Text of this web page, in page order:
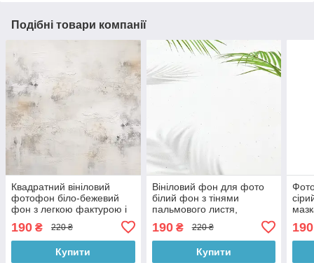
Подібні товари компанії
Квадратний вініловий
фотофон біло-бежевий
фон з легкою фактурою і
фото, 60x60 см, №551013
190 ₴ 220 ₴
Купити
Вініловий фон для фото
білий фон з тінями
пальмового листя,
мінімалістичний фотофон
60x60 см, №551594
190₴ 220 ₴
Купити
190